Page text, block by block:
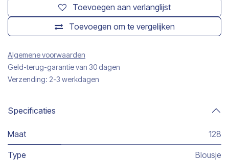
Toevoegen om te vergelijken
Toevoegen aan verlanglijst
Algemene voorwaarden
Geld-terug-garantie van 30 dagen
Verzending: 2-3 werkdagen
Specificaties
Maat 128
Type Blousje